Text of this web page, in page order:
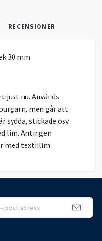
RECENSIONER
30 mm
just nu. Används
men går att
sydda, stickade osv.
lim. Antingen
med textillim.